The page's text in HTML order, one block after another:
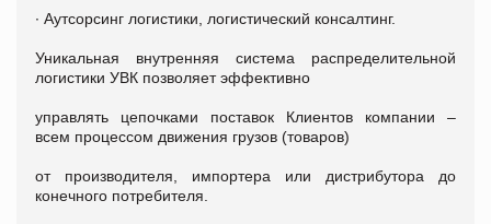
∙ Аутсорсинг логистики, логистический консалтинг.
Уникальная внутренняя система распределительной
логистики УВК позволяет эффективно
управлять цепочками поставок Клиентов компании –
всем процессом движения грузов (товаров)
от производителя, импортера или дистрибутора до
конечного потребителя.